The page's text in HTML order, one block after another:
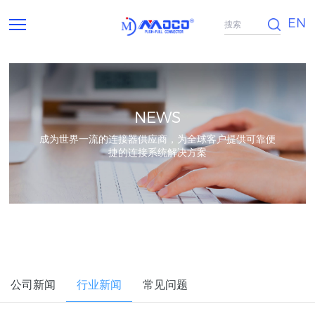
EN
NEWS
成为世界一流的连接器供应商，为全球客户提供可靠便
捷的连接系统解决方案
公司新闻 行业新闻 常见问题